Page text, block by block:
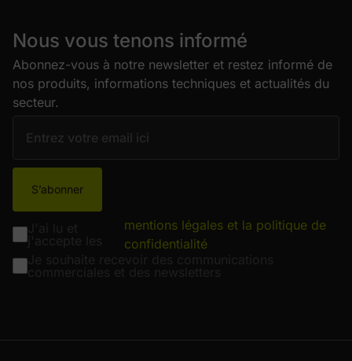
Nous vous tenons informé
Abonnez-vous à notre newsletter et restez informé de
nos produits, informations techniques et actualités du
secteur.
S’abonner
mentions légales et la politique de
confidentialité